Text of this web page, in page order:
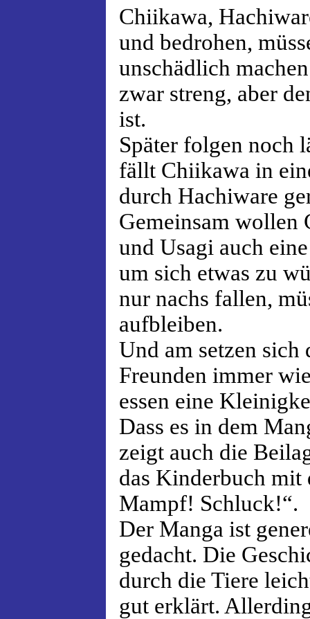
Chiikawa,
und bedrohen,
unschädlich
zwar streng, aber
ist.
Später folgen noch
fällt Chiikawa in
durch Hachiware
Gemeinsam wollen
und Usagi auch
um sich etwas zu
nur nachs fallen,
aufbleiben.
Und am setzen
Freunden immer
essen eine
Dass es in dem
zeigt auch die
das Kinderbuch
Mampf! Schluck!“.
Der Manga ist
gedacht. Die
durch die Tiere
gut erklärt.